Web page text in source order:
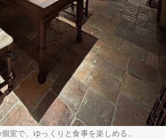
室で、ゆっくりと食事を楽しめる。